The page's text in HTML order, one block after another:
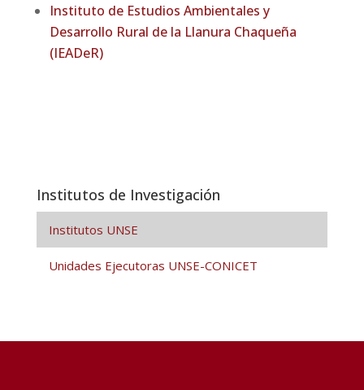
Instituto de Estudios Ambientales y
Desarrollo Rural de la Llanura Chaqueña
(IEADeR)
Institutos de Investigación
Institutos UNSE
Unidades Ejecutoras UNSE-CONICET